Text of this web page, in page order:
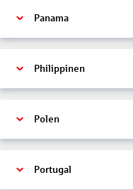
Panama
Philippinen
Polen
Portugal